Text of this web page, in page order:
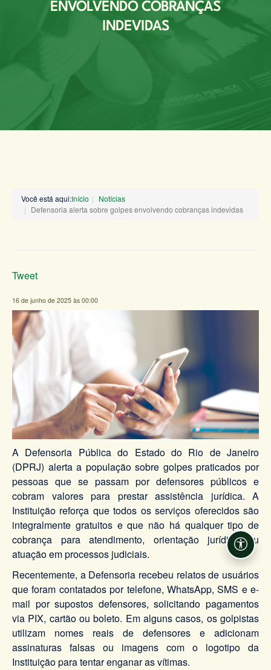
ENVOLVENDO COBRANÇAS
INDEVIDAS
Você está aqui:Início
Notícias
Defensoria alerta sobre golpes envolvendo cobranças indevidas
Tweet
16 de junho de 2025 às 00:00
A Defensoria Pública do Estado do Rio de Janeiro
(DPRJ) alerta a população sobre golpes praticados por
pessoas que se passam por defensores públicos e
cobram valores para prestar assistência jurídica. A
Instituição reforça que todos os serviços oferecidos são
integralmente gratuitos e que não há qualquer tipo de
cobrança para atendimento, orientação jurídica ou
atuação em processos judiciais.
Recentemente, a Defensoria recebeu relatos de usuários
que foram contatados por telefone, WhatsApp, SMS e e-
mail por supostos defensores, solicitando pagamentos
via PIX, cartão ou boleto. Em alguns casos, os golpistas
utilizam nomes reais de defensores e adicionam
assinaturas falsas ou imagens com o logotipo da
Instituição para tentar enganar as vítimas.